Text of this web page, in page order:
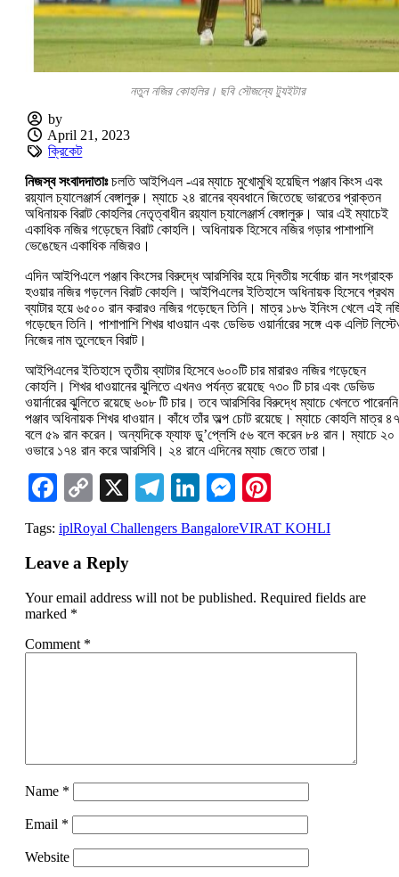
নতুন নজির কোহলির। ছবি সৌজন্যে ট্যুইটার
by
April 21, 2023
ক্রিকেট
নিজস্ব সংবাদদাতাঃচলতি আইপিএল -এর ম্যাচে মুখোমুখি হয়েছিল পঞ্জাব কিংস এবং
রয়্যাল চ্যালেঞ্জার্স বেঙ্গালুরু। ম্যাচে ২৪ রানের ব্যবধানে জিতেছে ভারতের প্রাক্তন
অধিনায়ক বিরাট কোহলির নেতৃত্বাধীন রয়্যাল চ্যালেঞ্জার্স বেঙ্গালুরু। আর এই ম্যাচেই
একাধিক নজির গড়েছেন বিরাট কোহলি। অধিনায়ক হিসেবে নজির গড়ার পাশাপাশি
ভেঙেছেন একাধিক নজিরও।
এদিন আইপিএলে পঞ্জাব কিংসের বিরুদ্ধে আরসিবির হয়ে দ্বিতীয় সর্বোচ্চ রান সংগ্রাহক
হওয়ার নজির গড়লেন বিরাট কোহলি। আইপিএলের ইতিহাসে অধিনায়ক হিসেবে প্রথম
ব্যাটার হয়ে ৬৫০০ রান করারও নজির গড়েছেন তিনি। মাত্র ১৮৬ ইনিংস খেলে এই
গড়েছেন তিনি। পাশাপাশি শিখর ধাওয়ান এবং ডেভিড ওয়ার্নারের সঙ্গে এক এলিট
নিজের নাম তুলেছেন বিরাট।
আইপিএলের ইতিহাসে তৃতীয় ব্যাটার হিসেবে ৬০০টি চার মারারও নজির গড়েছেন
কোহলি। শিখর ধাওয়ানের ঝুলিতে এখনও পর্যন্ত রয়েছে ৭৩০ টি চার এবং ডেভিড
ওয়ার্নারের ঝুলিতে রয়েছে ৬০৮ টি চার। তবে আরসিবির বিরুদ্ধে ম্যাচে খেলতে পারেননি
পঞ্জাব অধিনায়ক শিখর ধাওয়ান। কাঁধে তাঁর অল্প চোট রয়েছে। ম্যাচে কোহলি মাত্র ৪৭
বলে ৫৯ রান করেন। অন্যদিকে ফ্যাফ ডু’প্লেসি ৫৬ বলে করেন ৮৪ রান। ম্যাচে ২০
ওভারে ১৭৪ রান করে আরসিবি। ২৪ রানে এদিনের ম্যাচ জেতে তারা।
Facebook
Copy
Link
X Telegram
LinkedIn
Messenger
Tags: iplRoyal Challengers BangaloreVIRAT KOHLI
Leave a Reply
Your email address will not be published. Required fields are
marked *
Comment *
Name *
Email *
Website